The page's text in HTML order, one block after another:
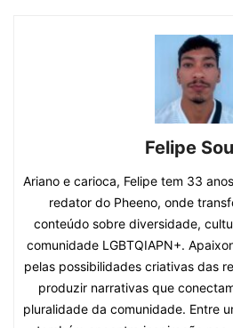
Felipe
Ariano e carioca, Felipe tem 33
redator do Pheeno, onde
conteúdo sobre diversidade,
comunidade LGBTQIAPN+.
pelas possibilidades criativas das
produzir narrativas que
pluralidade da comunidade. Entre